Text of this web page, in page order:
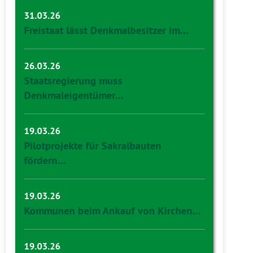
31.03.26
Freistaat lässt Denkmalbesitzer im…
26.03.26
Staatsregierung muss
Denkmaleigentümer…
19.03.26
Pilotprojekte für Sakralbauten
fördern…
19.03.26
Kommunen beim Ankauf von Kirchen…
19.03.26